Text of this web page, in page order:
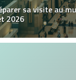
sa visite au
2026